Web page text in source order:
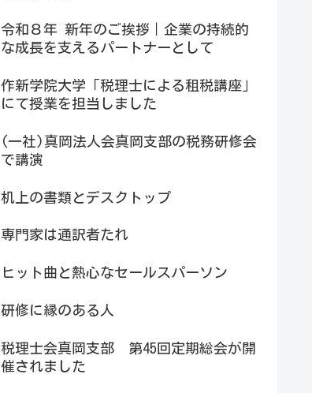
令和８年 新年のご挨拶｜企業の持続的
な成長を支えるパートナーとして
作新学院大学「税理士による租税講座」
にて授業を担当しました
(一社)真岡法人会真岡支部の税務研修会
で講演
机上の書類とデスクトップ
専門家は通訳者たれ
ヒット曲と熱心なセールスパーソン
研修に縁のある人
税理士会真岡支部 第45回定期総会が開
催されました